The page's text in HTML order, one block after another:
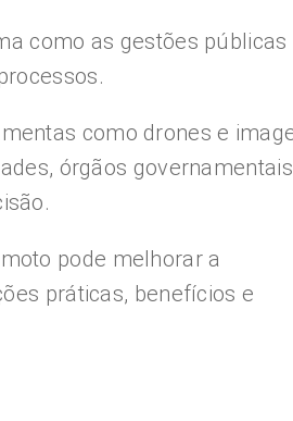
como as gestões públicas
como drones e
órgãos
pode melhorar a
práticas, benefícios e